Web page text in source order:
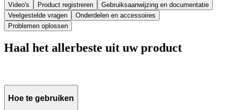
Video's Product registreren
Gebruiksaanwijzing en documentatie
Veelgestelde vragen
Onderdelen en accessoires
Problemen oplossen
Haal het allerbeste uit uw product
Hoe te gebruiken